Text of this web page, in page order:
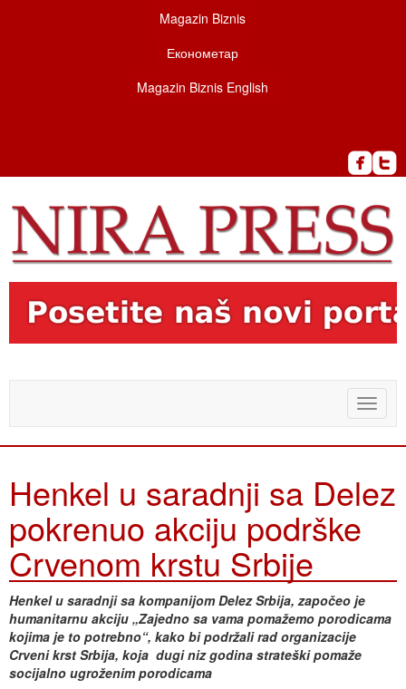
Magazin Biznis
Економетар
Magazin Biznis English
Toggle
Henkel u saradnji sa Delez
pokrenuo akciju podrške
Crvenom krstu Srbije
Henkel u saradnji sa kompanijom Delez Srbija, započeo je
humanitarnu akciju „Zajedno sa vama pomažemo porodicama
kojima je to potrebno“, kako bi podržali rad organizacije
Crveni krst Srbija, koja dugi niz godina strateški pomaže
socijalno ugroženim porodicama